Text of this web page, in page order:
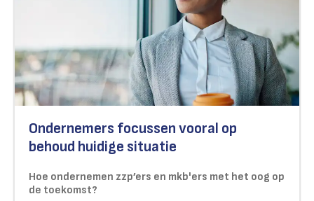
Ondernemers focussen vooral op
behoud huidige situatie
Hoe ondernemen zzp’ers en mkb'ers met het oog op
de toekomst?